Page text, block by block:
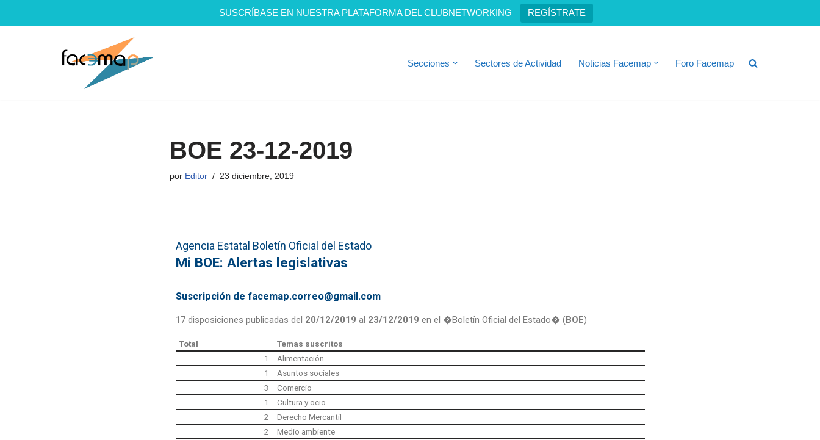
SUSCRÍBASE EN NUESTRA PLATAFORMA DEL CLUBNETWORKING REGÍSTRATE
Secciones Sectores de Actividad Noticias Facemap Foro Facemap
BOE 23-12-2019
por Editor 23 diciembre, 2019
Agencia Estatal Boletín Oficial del Estado
Mi BOE: Alertas legislativas
Suscripción de facemap.correo@gmail.com
17 disposiciones publicadas del 20/12/2019 al 23/12/2019 en el �Boletín Oficial del Estado� (BOE)
Total
Temas suscritos
1
Alimentación
1
Asuntos sociales
3
Comercio
1
Cultura y ocio
2
Derecho Mercantil
2
Medio ambiente